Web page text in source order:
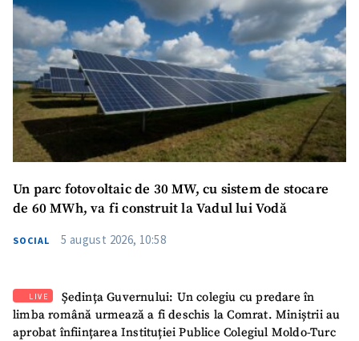
Un parc fotovoltaic de 30 MW, cu sistem de stocare
de 60 MWh, va fi construit la Vadul lui Vodă
SOCIAL 5 august 2026, 10:58
LIVE
Ședința Guvernului: Un colegiu cu predare în
limba română urmează a fi deschis la Comrat. Miniștrii au
aprobat înființarea Instituției Publice Colegiul Moldo-Turc